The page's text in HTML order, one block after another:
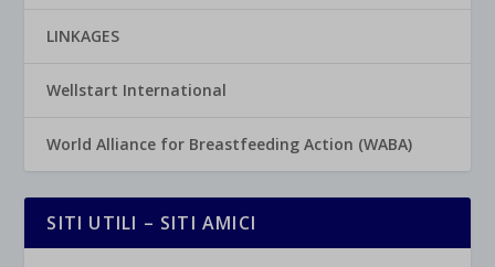
LINKAGES
Wellstart International
World Alliance for Breastfeeding Action (WABA)
SITI UTILI – SITI AMICI